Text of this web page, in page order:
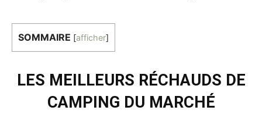
SOMMAIRE [afficher]
LES MEILLEURS RÉCHAUDS DE
CAMPING DU MARCHÉ